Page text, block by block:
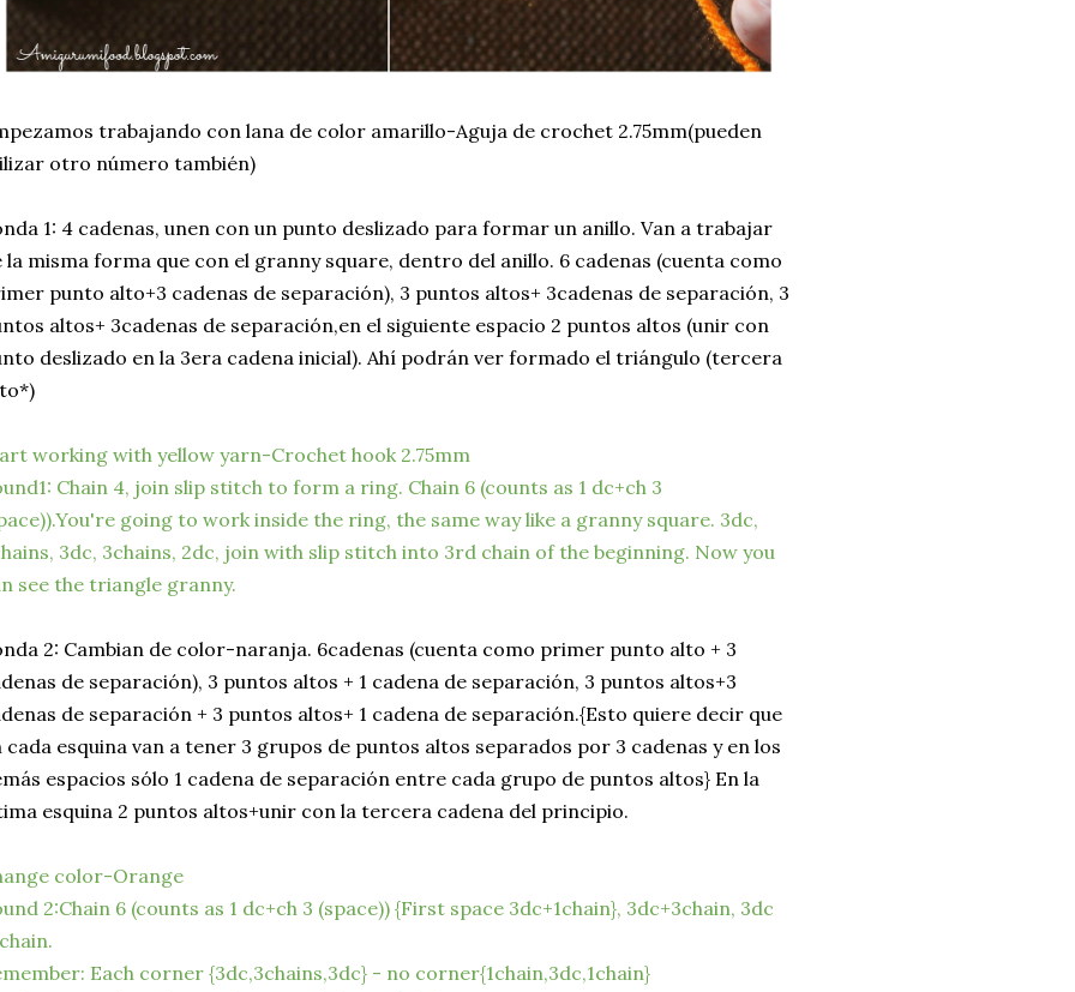
trabajando con lana de color amarillo-Aguja de crochet 2.75mm(pueden
otro número también)
1: 4 cadenas, unen con un punto deslizado para formar un anillo. Van a trabajar
la misma forma que con el granny square, dentro del anillo. 6 cadenas (cuenta como
punto alto+3 cadenas de separación), 3 puntos altos+ 3cadenas de separación, 3
altos+ 3cadenas de separación,en el siguiente espacio 2 puntos altos (unir con
deslizado en la 3era cadena inicial). Ahí podrán ver formado el triángulo (tercera
working with yellow yarn-Crochet hook 2.75mm
Chain 4, join slip stitch to form a ring. Chain 6 (counts as 1 dc+ch 3
going to work inside the ring, the same way like a granny square. 3dc,
3dc, 3chains, 2dc, join with slip stitch into 3rd chain of the beginning. Now you
see the triangle granny.
2: Cambian de color-naranja. 6cadenas (cuenta como primer punto alto + 3
de separación), 3 puntos altos + 1 cadena de separación, 3 puntos altos+3
de separación + 3 puntos altos+ 1 cadena de separación.{Esto quiere decir que
cada esquina van a tener 3 grupos de puntos altos separados por 3 cadenas y en los
espacios sólo 1 cadena de separación entre cada grupo de puntos altos} En la
esquina 2 puntos altos+unir con la tercera cadena del principio.
color-Orange
2:Chain 6 (counts as 1 dc+ch 3 (space)) {First space 3dc+1chain}, 3dc+3chain, 3dc
Each corner {3dc,3chains,3dc} - no corner{1chain,3dc,1chain}